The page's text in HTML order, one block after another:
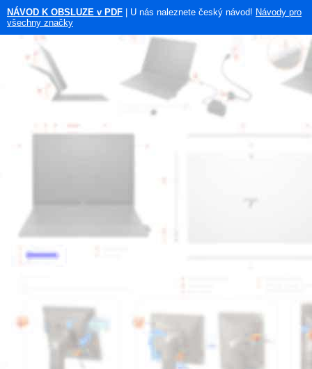
NÁVOD K OBSLUZE v PDF | U nás naleznete český návod! Návody pro
všechny značky